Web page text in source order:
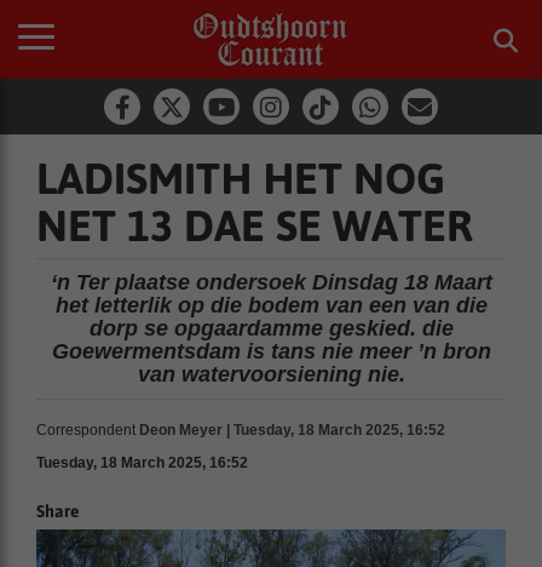
LADISMITH HET NOG
NET 13 DAE SE WATER
‘n Ter plaatse ondersoek Dinsdag 18 Maart
het letterlik op die bodem van een van die
dorp se opgaardamme geskied. die
Goewermentsdam is tans nie meer ’n bron
van watervoorsiening nie.
Correspondent Deon Meyer | Tuesday, 18 March 2025, 16:52
Tuesday, 18 March 2025, 16:52
Share